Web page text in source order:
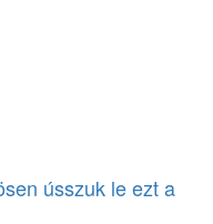
ússzuk le ezt a